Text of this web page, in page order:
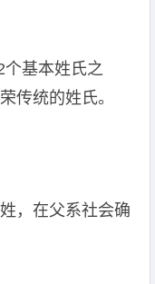
个基本姓氏之
传统的姓氏。
，在父系社会确